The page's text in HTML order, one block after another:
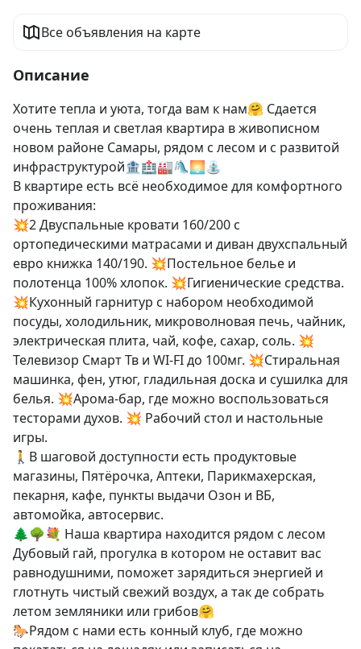
Все объявления на карте
Описание
Хотите тепла и уюта, тогда вам к нам🤗 Сдается
очень теплая и светлая квартира в живописном
новом районе Самары, рядом с лесом и с развитой
инфраструктурой🏦🏥🏭🛝🌅⛲
В квартире есть всё необходимое для комфортного
проживания:
💥2 Двуспальные кровати 160/200 с
ортопедическими матрасами и диван двухспальный
евро книжка 140/190. 💥Постельное белье и
полотенца 100% хлопок. 💥Гигиенические средства.
💥Кухонный гарнитур с набором необходимой
посуды, холодильник, микроволновая печь, чайник,
электрическая плита, чай, кофе, сахар, соль. 💥
Телевизор Смарт Тв и WI-FI до 100мг. 💥Стиральная
машинка, фен, утюг, гладильная доска и сушилка для
белья. 💥Арома-бар, где можно воспользоваться
тесторами духов. 💥 Рабочий стол и настольные
игры.
🚶В шаговой доступности есть продуктовые
магазины, Пятёрочка, Аптеки, Парикмахерская,
пекарня, кафе, пункты выдачи Озон и ВБ,
автомойка, автосервис.
🌲🌳💐 Наша квартира находится рядом с лесом
Дубовый гай, прогулка в котором не оставит вас
равнодушними, поможет зарядиться энергией и
глотнуть чистый свежий воздух, а так де собрать
летом земляники или грибов🤗
🐎Рядом с нами есть конный клуб, где можно